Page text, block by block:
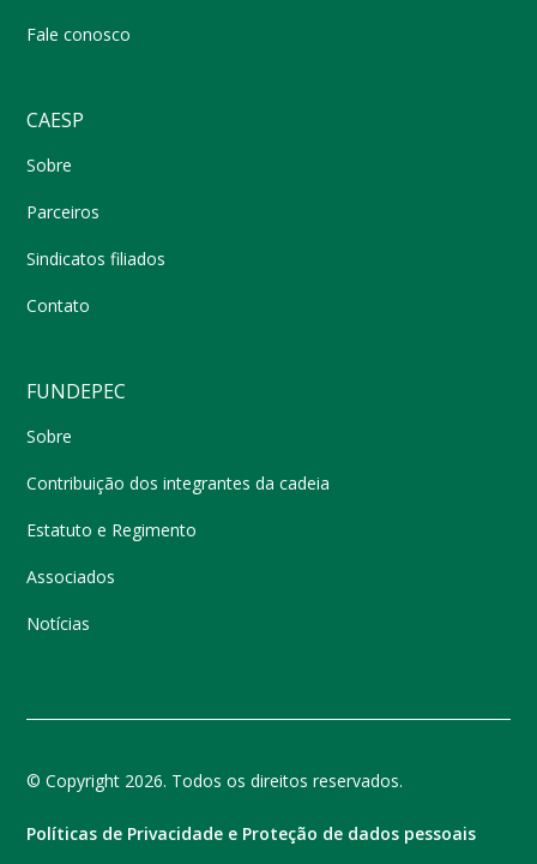
Fale conosco
CAESP
Sobre
Parceiros
Sindicatos filiados
Contato
FUNDEPEC
Sobre
Contribuição dos integrantes da cadeia
Estatuto e Regimento
Associados
Notícias
© Copyright 2026. Todos os direitos reservados.
Políticas de Privacidade e Proteção de dados pessoais